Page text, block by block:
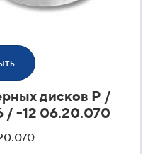
дисков P /
/ -12 06.20.070